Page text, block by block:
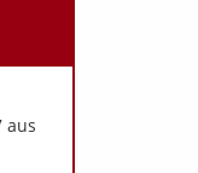
aus